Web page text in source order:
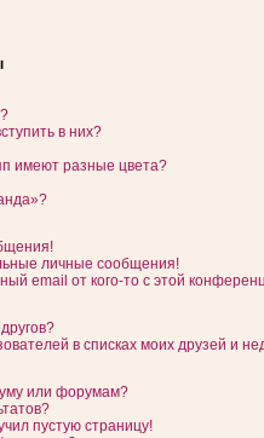
в них?
имеют разные цвета?
личные сообщения!
email от кого-то с этой
в списках моих друзей и
или форумам?
пустую страницу!